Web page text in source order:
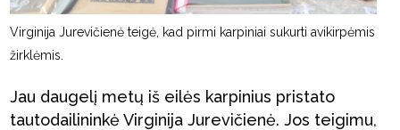
Virginija Jurevičienė teigė, kad pirmi karpiniai sukurti avikirpėmis
žirklėmis.
Jau daugelį metų iš eilės karpinius pristato
tautodailininkė Virginija Jurevičienė. Jos teigimu,